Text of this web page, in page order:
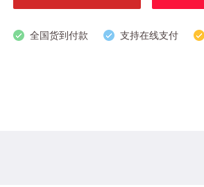
全国货到付款 支持在线支付